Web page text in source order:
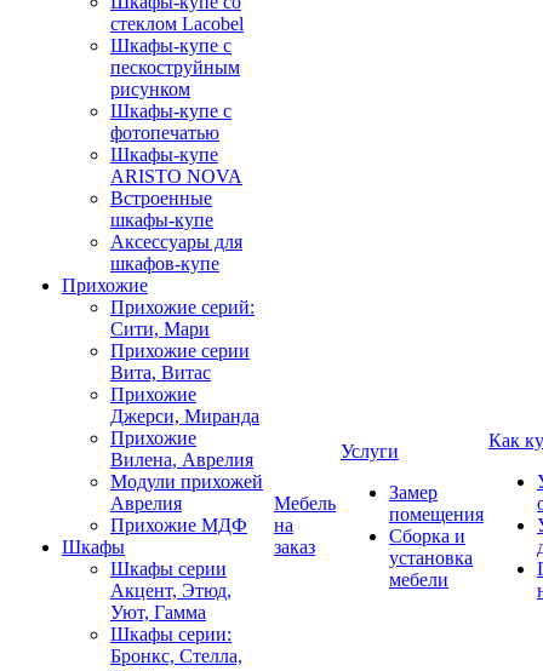
стеклом Lacobel
Шкафы-купе с
пескоструйным
рисунком
Шкафы-купе с
фотопечатью
Шкафы-купе
ARISTO NOVA
Встроенные
шкафы-купе
Аксессуары для
шкафов-купе
Прихожие
Прихожие серий:
Сити, Мари
Прихожие серии
Вита, Витас
Прихожие
Джерси, Миранда
Прихожие
Вилена, Аврелия
Модули прихожей
Аврелия
Прихожие МДФ
Шкафы
Шкафы серии
Акцент, Этюд,
Уют, Гамма
Шкафы серии:
Бронкс, Стелла,
Мебель
на
заказ
Услуги
Замер
помещения
Сборка и
установка
мебели
Как